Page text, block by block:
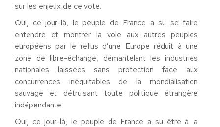
sur les enjeux de ce vote.
Oui, ce jour-là, le peuple de France a su se faire
entendre et montrer la voie aux autres peuples
européens par le refus d’une Europe réduit à une
zone de libre-échange, démantelant les industries
nationales laissées sans protection face aux
concurrences inéquitables de la mondialisation
sauvage et détruisant toute politique étrangère
indépendante.
Oui, ce jour-là, le peuple de France a su être à la